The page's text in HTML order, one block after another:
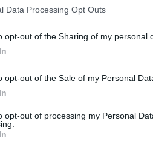
Data Processing Opt Outs
opt-out of the Sharing of my personal
opt-out of the Sale of my Personal
opt-out of processing my Personal
Ehhez a szinthez hetente ötször
Már csak pár kilométert kell